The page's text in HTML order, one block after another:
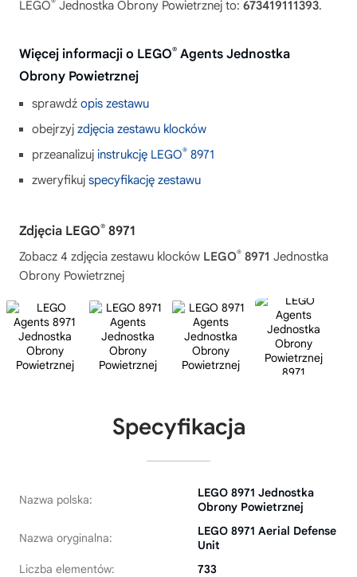
LEGO
Jednostka Obrony Powietrznej to: 673419111393.
Więcej informacji o LEGO® Agents Jednostka
Obrony Powietrznej
sprawdź opis zestawu
obejrzyj zdjęcia zestawu klocków
przeanalizuj instrukcję LEGO® 8971
zweryfikuj specyfikację zestawu
Zdjęcia LEGO® 8971
Zobacz 4 zdjęcia zestawu klocków LEGO® 8971 Jednostka
Obrony Powietrznej
Specyfikacja
Nazwa polska:
LEGO 8971 Jednostka
Obrony Powietrznej
Nazwa oryginalna:
LEGO 8971 Aerial Defense
Unit
Liczba elementów:
733